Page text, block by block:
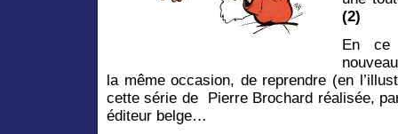
(2)
En ce
la même occasion, de reprendre (en
cette série de Pierre Brochard réalisée,
éditeur belge…